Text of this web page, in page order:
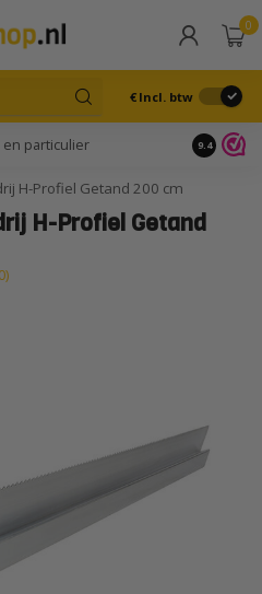
0
€ Incl. btw
en particulier 9.4
H-Profiel Getand 200 cm
H-Profiel Getand